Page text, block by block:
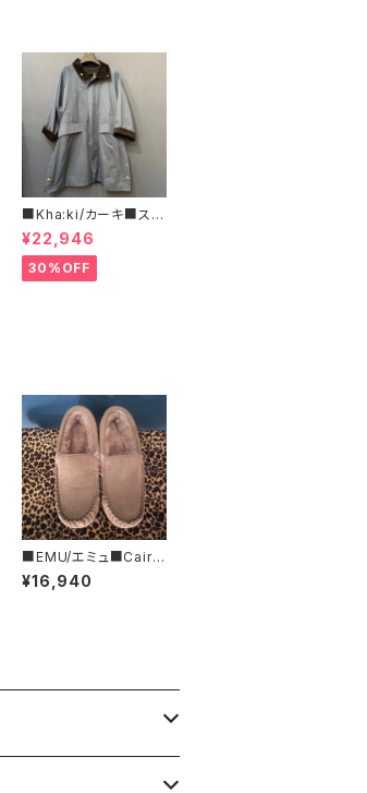
■Kha:ki/カーキ■スタ
ンドカラー・コート■
¥22,946
30%OFF
■EMU/エミュ■Cairn
s■JAPAN LIMITED
ムートンモカシン
¥16,940